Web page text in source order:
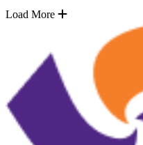
Load More